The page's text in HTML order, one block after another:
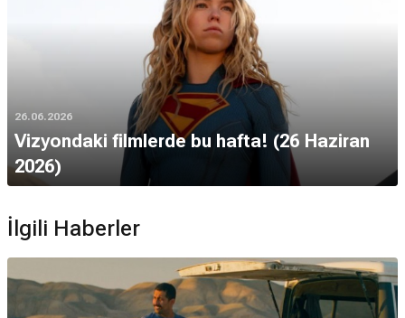
26.06.2026
Vizyondaki filmlerde bu hafta! (26 Haziran
2026)
İlgili Haberler